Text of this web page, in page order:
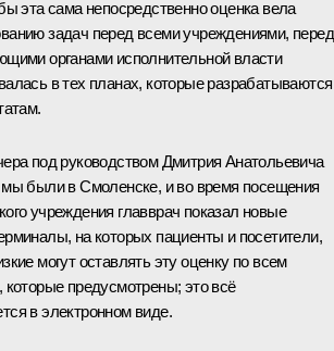
эта сама непосредственно оценка вела
задач перед всеми учреждениями, перед
органами исполнительной власти
в тех планах, которые разрабатываются
под руководством Дмитрия Анатольевича
были в Смоленске, и во время посещения
учреждения главврач показал новые
на которых пациенты и посетители,
могут оставлять эту оценку по всем
которые предусмотрены; это всё
в электронном виде.